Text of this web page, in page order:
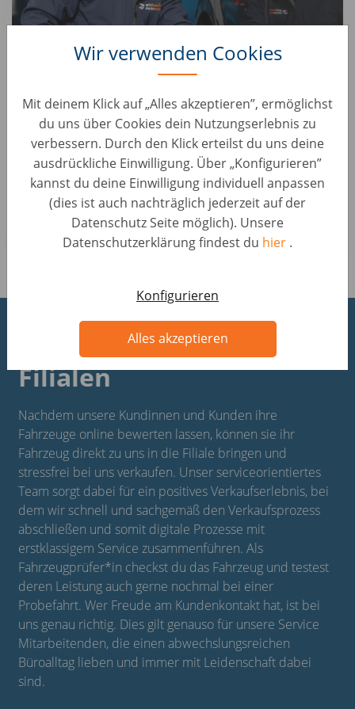
Wir verwenden Cookies
Mit deinem Klick auf „Alles akzeptieren”, ermöglichst
du uns über Cookies dein Nutzungserlebnis zu
verbessern. Durch den Klick erteilst du uns deine
ausdrückliche Einwilligung. Über „Konfigurieren”
kannst du deine Einwilligung individuell anpassen
(dies ist auch nachträglich jederzeit auf der
Datenschutz Seite möglich). Unsere
Datenschutzerklärung findest du hier .
Konfigurieren
Alles akzeptieren
Fahrzeugbewertung
17
Von Audi A1 bis BMW Z8 – als Kfz-Profi sorgst du für eine
einwandfreie optische und technische Begutachtung der
Gebrauchtwagen unserer Kundinnen und Kunden.
Arbeiten in unseren
Filialen
Nachdem unsere Kundinnen und Kunden ihre
Fahrzeuge online bewerten lassen, können sie ihr
Fahrzeug direkt zu uns in die Filiale bringen und
stressfrei bei uns verkaufen. Unser serviceorientiertes
Team sorgt dabei für ein positives Verkaufserlebnis, bei
dem wir schnell und sachgemäß den Verkaufsprozess
abschließen und somit digitale Prozesse mit
erstklassigem Service zusammenführen. Als
Fahrzeugprüfer*in checkst du das Fahrzeug und testest
deren Leistung auch gerne nochmal bei einer
Probefahrt. Wer Freude am Kundenkontakt hat, ist bei
uns genau richtig. Dies gilt genauso für unsere Service
Mitarbeitenden, die einen abwechslungsreichen
Büroalltag lieben und immer mit Leidenschaft dabei
sind.